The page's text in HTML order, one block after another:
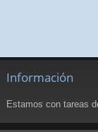
Información
Estamos con tareas